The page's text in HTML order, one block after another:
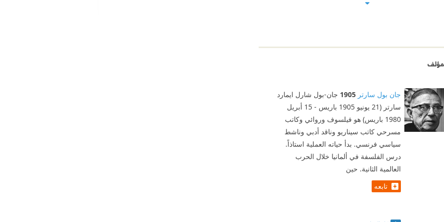
جان بول سارتر 1905 جان-بول شارل ايمارد
سارتر (21 يونيو 1905 باريس - 15 أبريل
1980 باريس) هو فيلسوف وروائي وكاتب
مسرحي كاتب سيناريو وناقد أدبي وناشط
سياسي فرنسي. بدأ حياته العملية استاذاً.
درس الفلسفة في ألمانيا خلال الحرب
العالمية الثانية. حين
تابعه